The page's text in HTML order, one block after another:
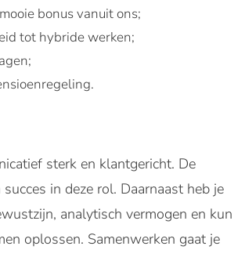
bonus vanuit ons;
tot hybride werken;
sterk en klantgericht. De
in deze rol. Daarnaast heb je
analytisch vermogen en kun
oplossen. Samenwerken gaat je